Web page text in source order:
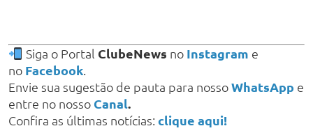
Siga o Portal ClubeNews no Instagram e
no Facebook.
Envie sua sugestão de pauta para nossoWhatsApp e
entre no nosso Canal.
Confira as últimas notícias: clique aqui!